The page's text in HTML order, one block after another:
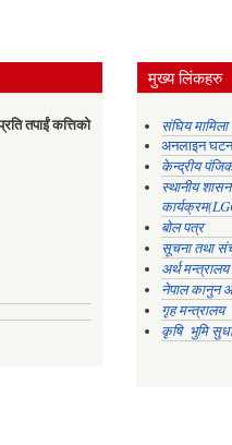
तपाईं कत्तिको
मुख्य लिंकहरु
संघिय
अनलाइन
केन्द्रीय
स्थानीय
बोल पत्र
सूचना तथा
अर्थ मन्त्रालय
नेपाल कानुन
गृह मन्त्रालय
कृषि भुमि